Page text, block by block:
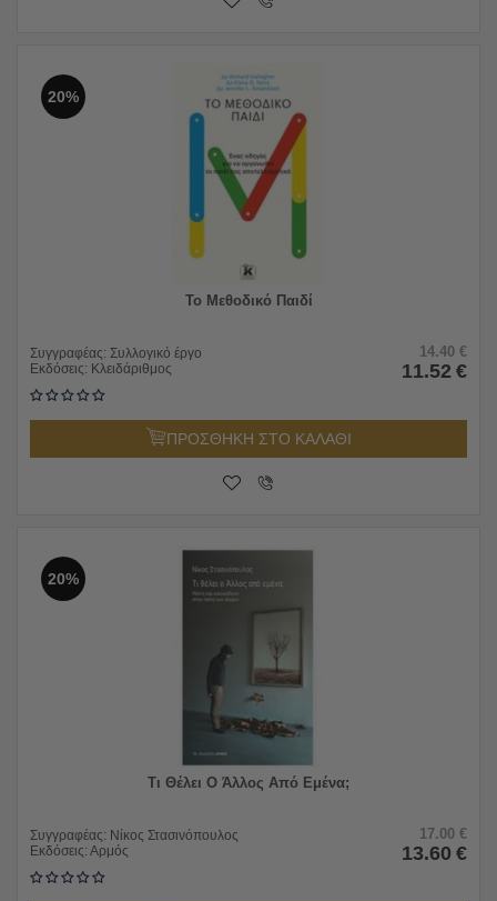
20%
Το Μεθοδικό Παιδί
Συγγραφέας: Συλλογικό έργο
Εκδόσεις: Κλειδάριθμος
14.40 €
11.52 €
ΠΡΟΣΘΗΚΗ ΣΤΟ ΚΑΛΑΘΙ
20%
Τι Θέλει Ο Άλλος Από Εμένα;
Συγγραφέας: Νίκος Στασινόπουλος
Εκδόσεις: Αρμός
17.00 €
13.60 €